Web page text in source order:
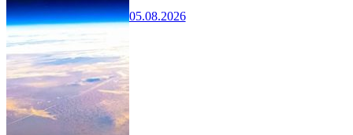
05.08.2026